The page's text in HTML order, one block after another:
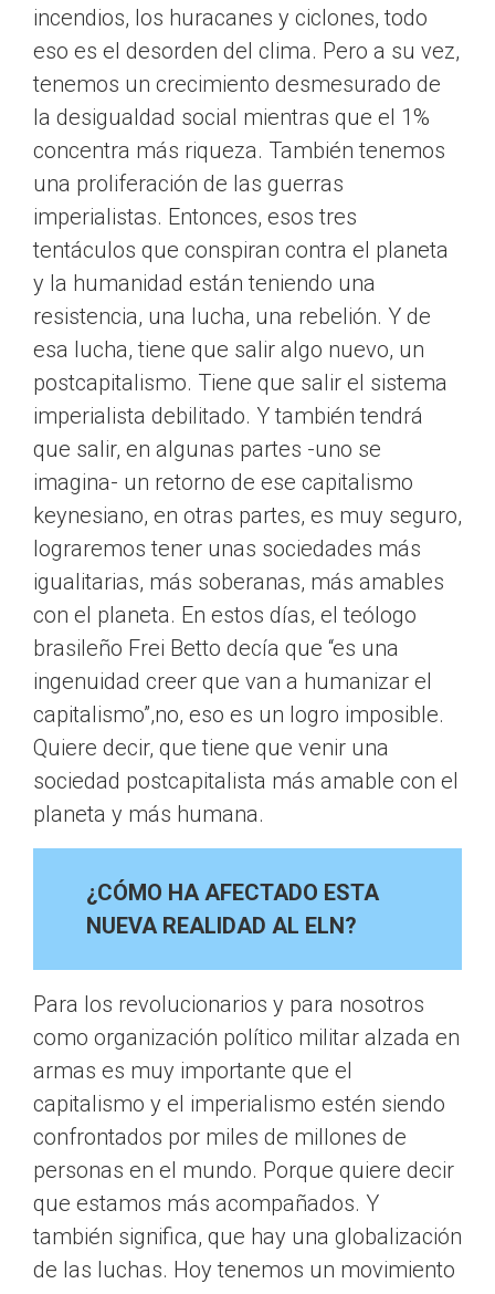
incendios, los huracanes y ciclones, todo
eso es el desorden del clima. Pero a su vez,
tenemos un crecimiento desmesurado de
la desigualdad social mientras que el 1%
concentra más riqueza. También tenemos
una proliferación de las guerras
imperialistas. Entonces, esos tres
tentáculos que conspiran contra el planeta
y la humanidad están teniendo una
resistencia, una lucha, una rebelión. Y de
esa lucha, tiene que salir algo nuevo, un
postcapitalismo. Tiene que salir el sistema
imperialista debilitado. Y también tendrá
que salir, en algunas partes -uno se
imagina- un retorno de ese capitalismo
keynesiano, en otras partes, es muy seguro,
lograremos tener unas sociedades más
igualitarias, más soberanas, más amables
con el planeta. En estos días, el teólogo
brasileño Frei Betto decía que “es una
ingenuidad creer que van a humanizar el
capitalismo”,no, eso es un logro imposible.
Quiere decir, que tiene que venir una
sociedad postcapitalista más amable con el
planeta y más humana.
¿CÓMO HA AFECTADO ESTA
NUEVA REALIDAD AL ELN?
Para los revolucionarios y para nosotros
como organización político militar alzada en
armas es muy importante que el
capitalismo y el imperialismo estén siendo
confrontados por miles de millones de
personas en el mundo. Porque quiere decir
que estamos más acompañados. Y
también significa, que hay una globalización
de las luchas. Hoy tenemos un movimiento